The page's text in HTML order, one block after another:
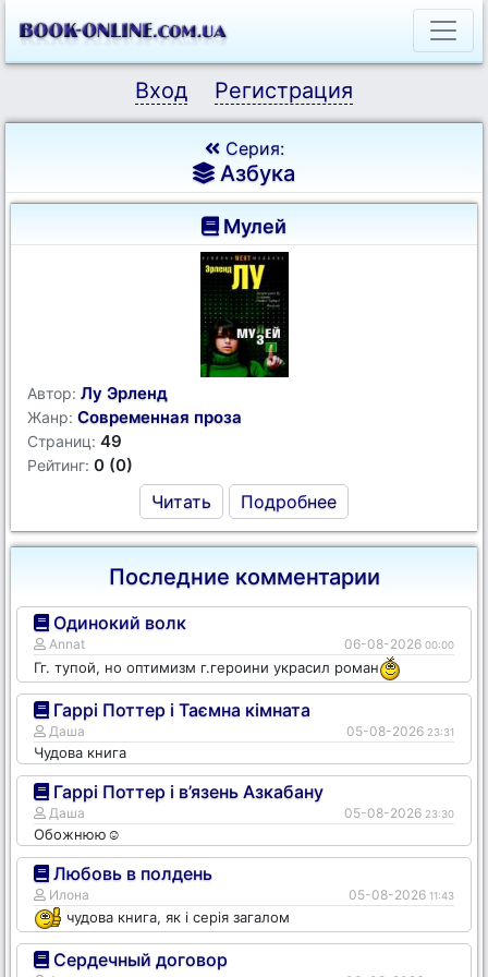
Вход Регистрация
Серия:
Азбука
Мулей
Автор: Лу Эрленд
Жанр: Современная проза
Страниц: 49
Рейтинг: 0 (0)
Читать Подробнее
Последние комментарии
Одинокий волк
Annat 06-08-2026 00:00
Гг. тупой, но оптимизм г.героини украсил роман
Гаррі Поттер і Таємна кімната
Даша 05-08-2026 23:31
Чудова книга
Гаррі Поттер і в’язень Азкабану
Даша 05-08-2026 23:30
Обожнюю☺️
Любовь в полдень
Илона 05-08-2026 11:43
чудова книга, як і серія загалом
Сердечный договор